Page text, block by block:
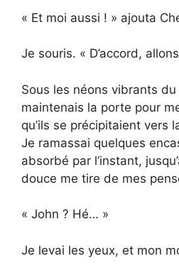
« Et moi aussi ! » ajouta
Je souris. « D’accord,
Sous les néons vibrants
maintenais la porte pour
qu’ils se précipitaient vers
Je ramassai quelques
absorbé par l’instant,
douce me tire de mes
« John ? Hé… »
Je levai les yeux, et mon